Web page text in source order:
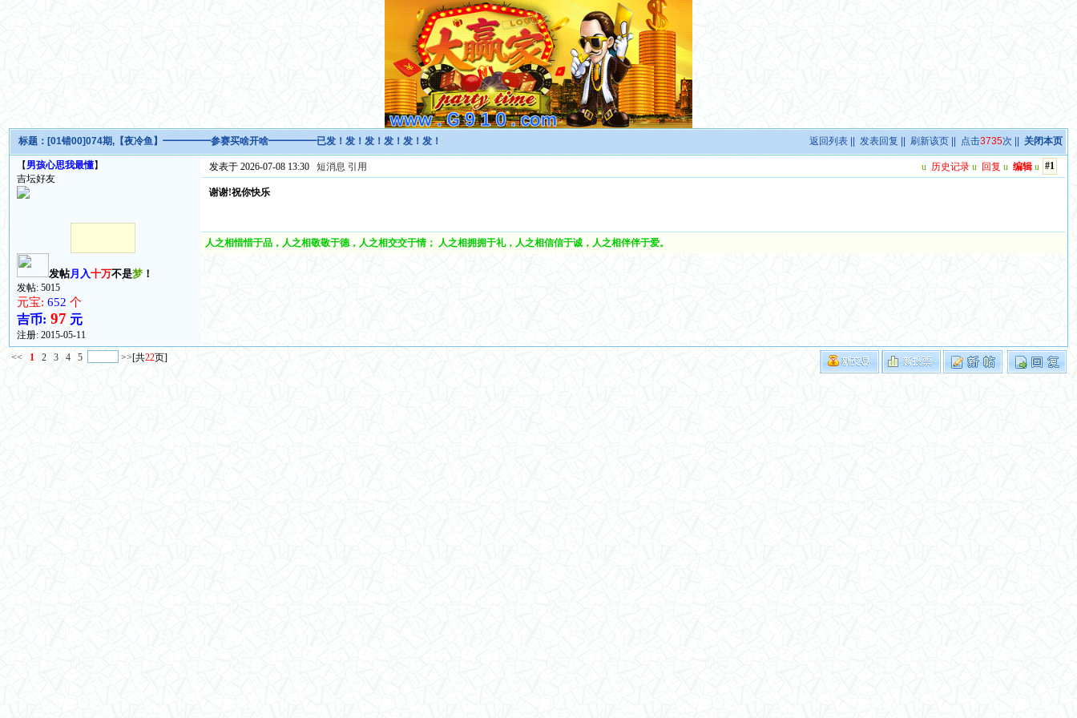
返回列表 ||发表回复 ||刷新该页 || 点击3735次 || 关闭本页
标题： [01错00]074期,【夜冷鱼】━━━━━参赛买啥开啥━━━━━已发！发！发！发！发！发！
【 男孩心思我最懂】
吉坛好友
发帖月入十万不是梦 ！
发帖: 5015
元宝: 652个
吉币: 97 元
注册:2015-05-11
#1
u 历史记录 u 回复 u 编辑 u
发表于 2026-07-08 13:30短消息 引用
谢谢!祝你快乐
人之相惜惜于品，人之相敬敬于德，人之相交交于情； 人之相拥拥于礼，人之相信信于诚，人之相伴伴于爱。
<< 1 2 3 4 5 >>[共22页]